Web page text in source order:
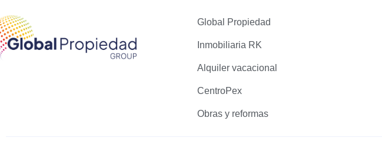
Global Propiedad
Inmobiliaria RK
Alquiler vacacional
CentroPex
Obras y reformas